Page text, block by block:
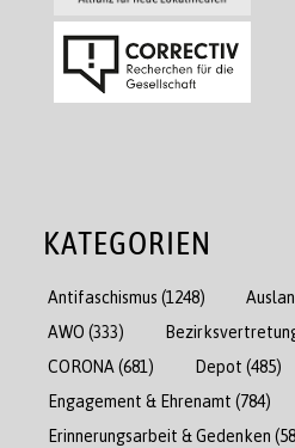
KATEGORIEN
Antifaschismus (1248)
AWO (333)
CORONA (681) Depot (485)
Engagement & Ehrenamt (784)
Erinnerungsarbeit & Gedenken